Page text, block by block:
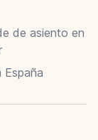
de asiento en
España